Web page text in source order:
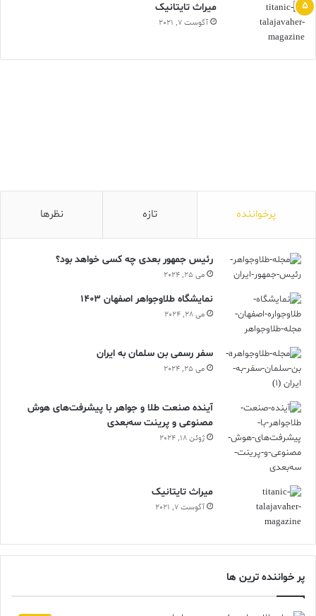
نخواهد کرد.
طلا بسيار نرم است
ميراث تايتانيک
آگوست 7, 2021
پرخواننده تازه نظرها
رئیس جمهور بعدی چه کسی خواهد بود؟
می 25, 2024
نمایشگاه طلاوجواهر اصفهان 1403
می 28, 2024
سفر رسمی بن سلمان به ایران
می 25, 2024
آینده صنعت طلا و جواهر با پیشرفت‌های هوش
مصنوعی و پرینت سه‌بعدی
ژوئن 18, 2024
ميراث تايتانيک
آگوست 7, 2021
پر خواننده ترین ها